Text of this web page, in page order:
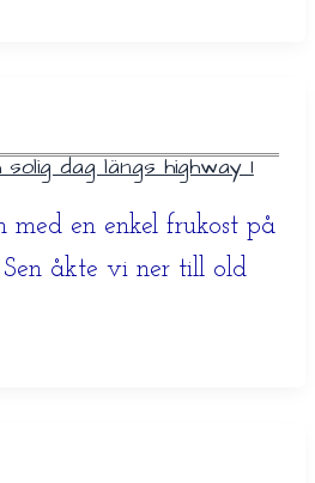
dag längs highway 1
med en enkel frukost på
Sen åkte vi ner till old